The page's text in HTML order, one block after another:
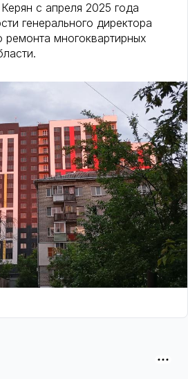
с апреля 2025 года
генерального директора
ремонта многоквартирных